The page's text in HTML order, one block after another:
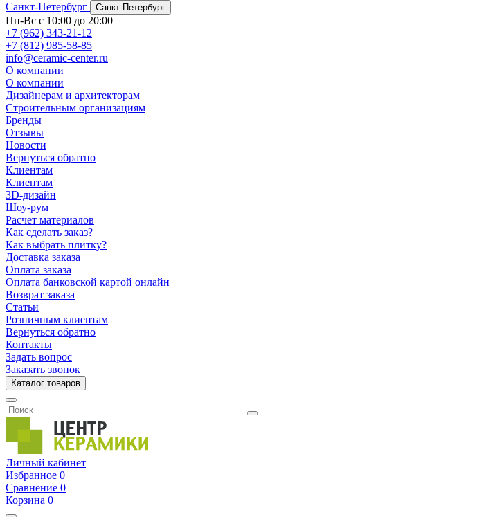
Санкт-Петербург
Санкт-Петербург
Пн-Вс с 10:00 до 20:00
+7 (962) 343-21-12
+7 (812) 985-58-85
info@ceramic-center.ru
О компании
О компании
Дизайнерам и архитекторам
Строительным организациям
Бренды
Отзывы
Новости
Вернуться обратно
Клиентам
Клиентам
3D-дизайн
Шоу-рум
Расчет материалов
Как сделать заказ?
Как выбрать плитку?
Доставка заказа
Оплата заказа
Оплата банковской картой онлайн
Возврат заказа
Статьи
Розничным клиентам
Вернуться обратно
Контакты
Задать вопрос
Заказать звонок
Каталог товаров
Личный кабинет
Избранное 0
Сравнение 0
Корзина 0